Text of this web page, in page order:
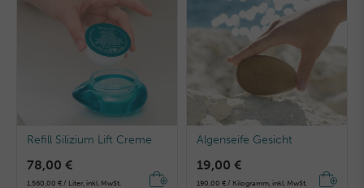
Refill Silizium Lift Creme
78,00 €
1.560,00 € / Liter, inkl. MwSt.
Algenseife Gesicht
19,00 €
190,00 € / Kilogramm, inkl. MwSt.